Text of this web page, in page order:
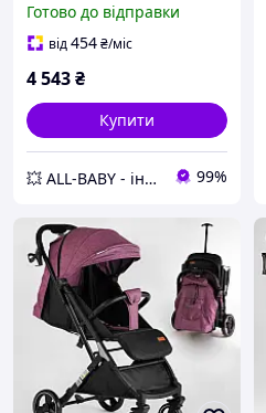
Elegans A-43081 з
алюмінієвою рамою
Готово до відправки
від454₴/міс
4 543₴
Купити
💥 ALL-BABY - інтернет - магазин товарів для дітей 99%